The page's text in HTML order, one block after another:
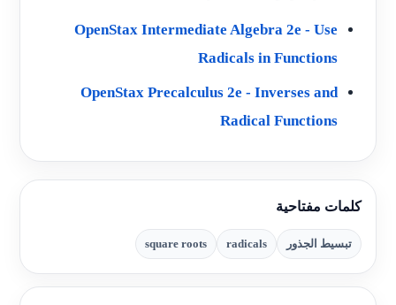
OpenStax Intermediate Algebra 2e - Use
Radicals in Functions
OpenStax Precalculus 2e - Inverses and
Radical Functions
كلمات مفتاحية
تبسيط الجذور radicals
square roots